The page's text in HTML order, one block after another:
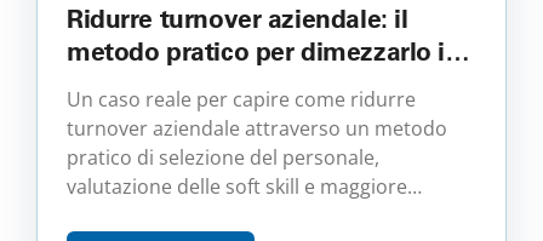
Ridurre turnover aziendale: il
metodo pratico per dimezzarlo in
12 mesi, senza licenziare e
ripartire da zero
Un caso reale per capire come ridurre
turnover aziendale attraverso un metodo
pratico di selezione del personale,
valutazione delle soft skill e maggiore